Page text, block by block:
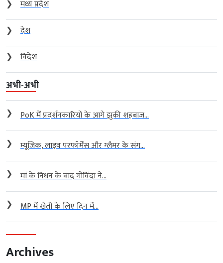
❯
मध्य प्रदेश
❯
देश
❯
विदेश
अभी-अभी
❯ PoK में प्रदर्शनकारियों के आगे झुकी शहबाज...
❯ म्यूजिक, लाइव परफॉर्मेंस और ग्लैमर के संग...
❯ मां के निधन के बाद गोविंदा ने...
❯ MP में खेती के लिए दिन में...
Archives